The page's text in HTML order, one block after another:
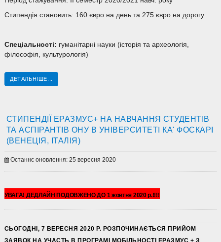
Стипендія становить: 160 євро на день та 275 євро на дорогу.
Спеціальності: гуманітарні науки (історія та археологія,
філософія, культурологія)
ДЕТАЛЬНІШЕ...
СТИПЕНДІЇ ЕРАЗМУС+ НА НАВЧАННЯ СТУДЕНТІВ
ТА АСПІРАНТІВ ОНУ В УНІВЕРСИТЕТІ КА' ФОСКАРІ
(ВЕНЕЦІЯ, ІТАЛІЯ)
Останнє оновлення: 25 вересня 2020
УВАГА! ДЕДЛАЙН ПОДОВЖЕНО ДО 1 жовтня 2020 р.!!!!
СЬОГОДНІ, 7 ВЕРЕСНЯ 2020 Р. РОЗПОЧИНАЄТЬСЯ ПРИЙОМ
ЗАЯВОК НА УЧАСТЬ В ПРОГРАМІ МОБІЛЬНОСТІ ЕРАЗМУС + З